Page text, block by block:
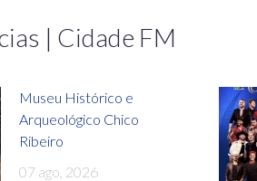
| Cidade FM
Museu Histórico e
Arqueológico Chico
Ribeiro
07 ago, 2026